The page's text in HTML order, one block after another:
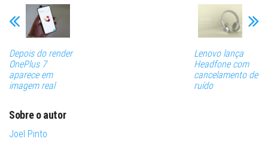
Depois do render
OnePlus 7
aparece em
imagem real
Lenovo lança
Headfone com
cancelamento de
ruído
Sobre o autor
Joel Pinto